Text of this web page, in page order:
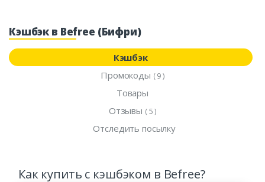
Кэшбэк в Befree (Бифри)
Кэшбэк
Промокоды ( 9 )
Товары
Отзывы ( 5 )
Отследить посылку
Как купить с кэшбэком в Befree?